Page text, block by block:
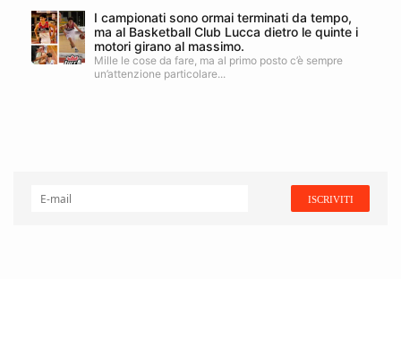
I campionati sono ormai terminati da tempo,
ma al Basketball Club Lucca dietro le quinte i
motori girano al massimo.
Mille le cose da fare, ma al primo posto c’è sempre
un’attenzione particolare...